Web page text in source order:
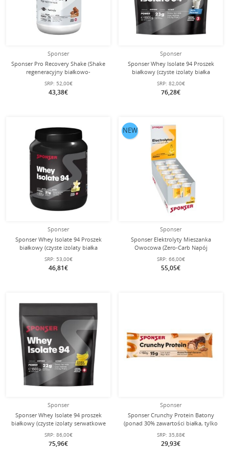
Sponser
Sponser Pro Recovery Shake (Shake
regeneracyjny białkowo-
węglowodanowy, 44–50%
zawartości białka) Czekolada 800g
puszka
SRP: 52,00€
43,38€
Sponser
Sponser Whey Isolate 94 Proszek
białkowy (czyste izolaty białka
serwatkowego CFM, maks.
zawartość białka, bez laktozy)
Neutralny 1500g worek stojący
SRP: 82,00€
76,28€
Sponser
Sponser Whey Isolate 94 Proszek
białkowy (czyste izolaty białka
serwatkowego CFM, maks.
zawartość białka, bez laktozy)
Wanilia 850g puszka
SRP: 53,00€
46,81€
Sponser
Sponser Elektrolyty Mieszanka
Owocowa (Zero-Carb Napój
Sportowy z Elektrolytami) 12x10
Tabletek w Pudełku
SRP: 66,00€
55,05€
NEW
Sponser
Sponser Whey Isolate 94 proszek
białkowy (czyste izolaty serwatkowe
CFM, maksymalna zawartość białka,
bez laktozy) banan 1500g worek
stojący
SRP: 86,00€
75,96€
Sponser
Sponser Crunchy Protein Batony
(ponad 30% zawartości białka, tylko
1,8g cukru na batonik)
Orzechy/Karmel 12x50g Pudełko
SRP: 35,88€
29,93€